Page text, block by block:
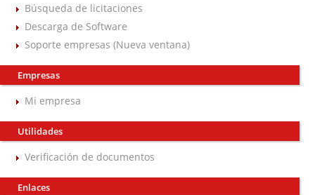
Búsqueda de licitaciones
Descarga de Software
Soporte empresas (Nueva ventana)
Empresas
Mi empresa
Utilidades
Verificación de documentos
Enlaces